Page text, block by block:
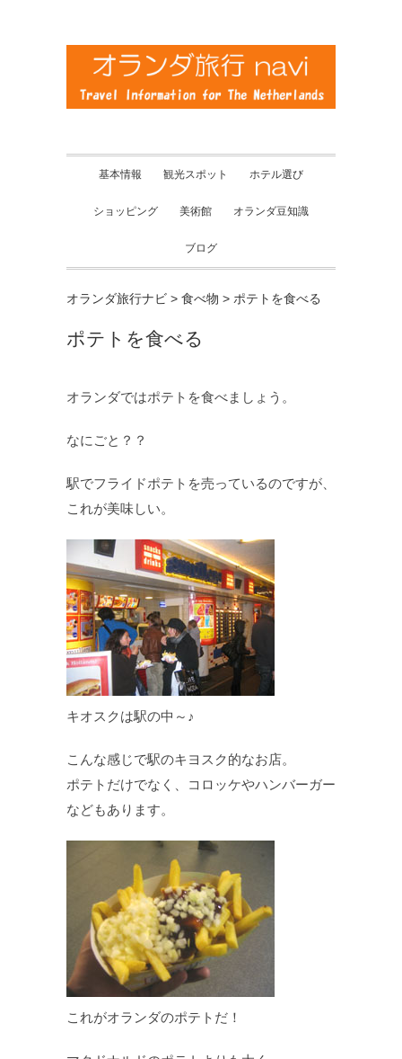
基本情報 観光スポット ホテル選び
ショッピング 美術館 オランダ豆知識
ブログ
オランダ旅行ナビ > 食べ物 > ポテトを食べる
ポテトを食べる
オランダではポテトを食べましょう。
なにごと？？
駅でフライドポテトを売っているのですが、
これが美味しい。
キオスクは駅の中～♪
こんな感じで駅のキヨスク的なお店。
ポテトだけでなく、コロッケやハンバーガー
などもあります。
これがオランダのポテトだ！